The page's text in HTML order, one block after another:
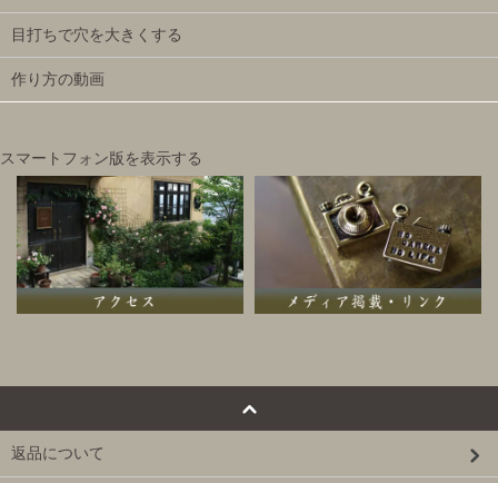
目打ちで穴を大きくする
作り方の動画
スマートフォン版を表示する
返品について